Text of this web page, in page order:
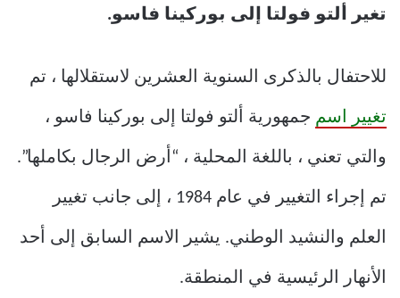
تغير ألتو فولتا إلى بوركينا فاسو.
للاحتفال بالذكرى السنوية العشرين لاستقلالها ، تم
تغيير اسم جمهورية ألتو فولتا إلى بوركينا فاسو ،
والتي تعني ، باللغة المحلية ، “أرض الرجال بكاملها”.
تم إجراء التغيير في عام 1984 ، إلى جانب تغيير
العلم والنشيد الوطني. يشير الاسم السابق إلى أحد
الأنهار الرئيسية في المنطقة.